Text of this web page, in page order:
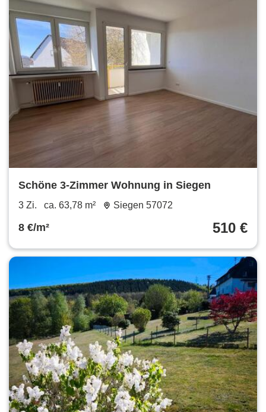
Schöne 3-Zimmer Wohnung in Siegen
3 Zi. ca. 63,78 m² Siegen 57072
8 €/m² 510 €